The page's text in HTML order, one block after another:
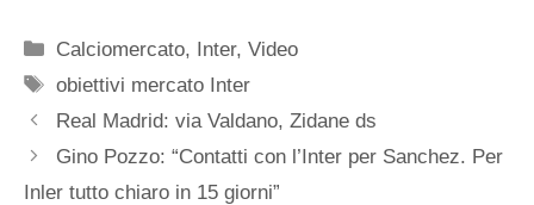
Categorie
Calciomercato, Inter,Video
Tag
obiettivi mercato Inter
Real Madrid: via Valdano, Zidane ds
Gino Pozzo: “Contatti con l’Inter per Sanchez. Per
Inler tutto chiaro in 15 giorni”